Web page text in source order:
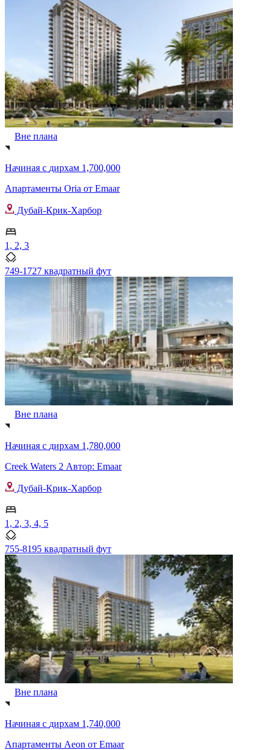
Вне плана
Начиная с дирхам 1,700,000
Апартаменты Oria от Emaar
Дубай-Крик-Харбор
1, 2, 3
749-1727 квадратный фут
Вне плана
Начиная с дирхам 1,780,000
Creek Waters 2 Автор: Emaar
Дубай-Крик-Харбор
1, 2, 3, 4, 5
755-8195 квадратный фут
Вне плана
Начиная с дирхам 1,740,000
Апартаменты Aeon от Emaar